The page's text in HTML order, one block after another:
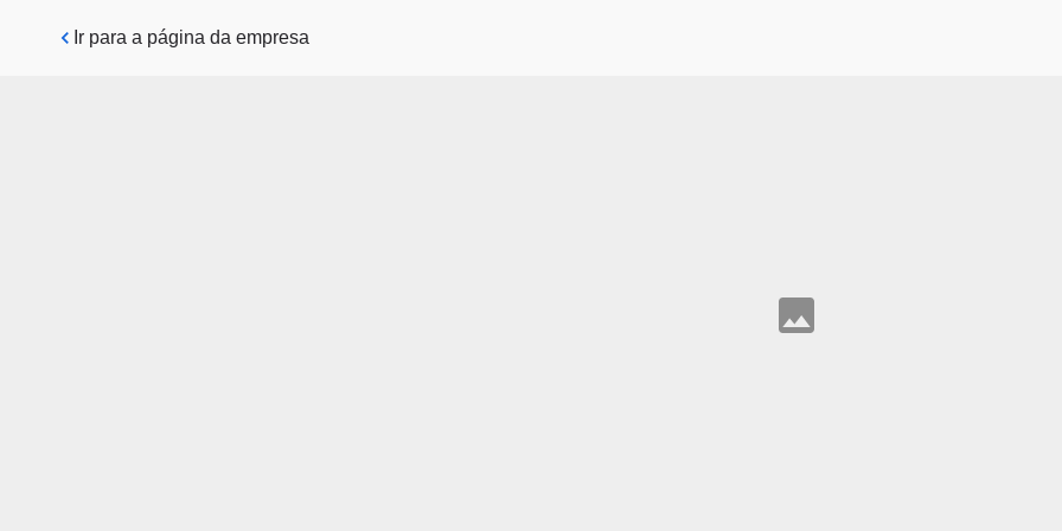
Pular para o conteúdo principal
Ir para a página da empresa